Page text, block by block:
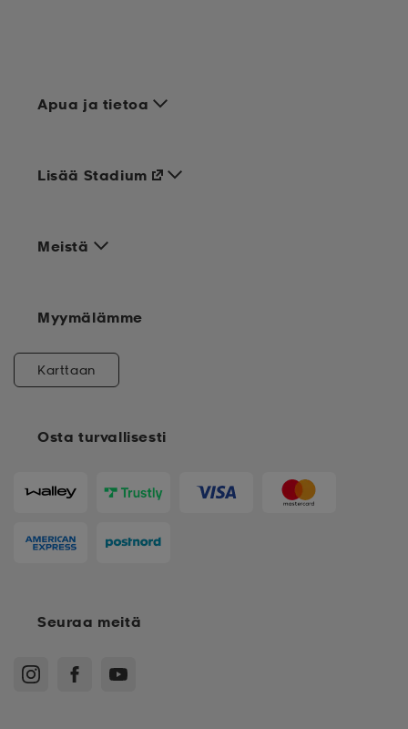
Apua ja tietoa
Meistä
Osta turvallisesti
Lisää Stadium
Myymälämme
Karttaan
Seuraa meitä